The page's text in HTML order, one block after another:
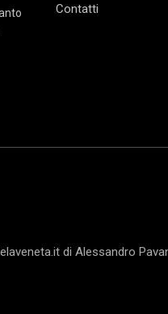
Contatti
di Alessandro